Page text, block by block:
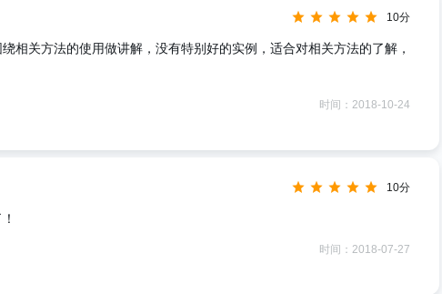
10分
相关方法的使用做讲解，没有特别好的实例，适合对相关方法的了解，
时间：2018-10-24
10分
时间：2018-07-27